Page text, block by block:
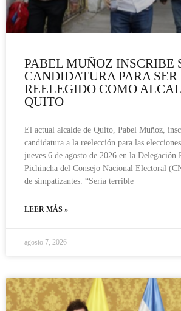
PABEL MUÑOZ INSCRIBE
CANDIDATURA PARA SER
REELEGIDO COMO
QUITO
El actual alcalde de Quito, Pabel Muñoz,
candidatura a la reelección para las
jueves 6 de agosto de 2026 en la Delegación
Pichincha del Consejo Nacional Electoral
de simpatizantes. “Sería terrible
LEER MÁS »
agosto 7, 2026